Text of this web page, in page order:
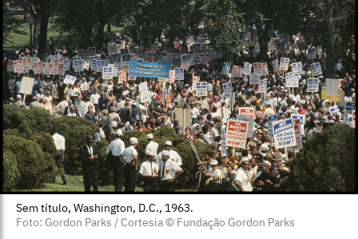
Sem título, Washington, D.C., 1963.
Foto: Gordon Parks / Cortesia © Fundação Gordon Parks
A luta do movimento negro pelos direitos civis e a vida
cotidiana em estados segregados nos Estados Unidos
são retratados na obra do fotógrafo, poeta, músico e
cineasta Gordon Parks (1912-2006), tema de
exposição do IMS Paulista. A mostra conta com cerca
de 200 fotografias, tiradas principalmente entre as